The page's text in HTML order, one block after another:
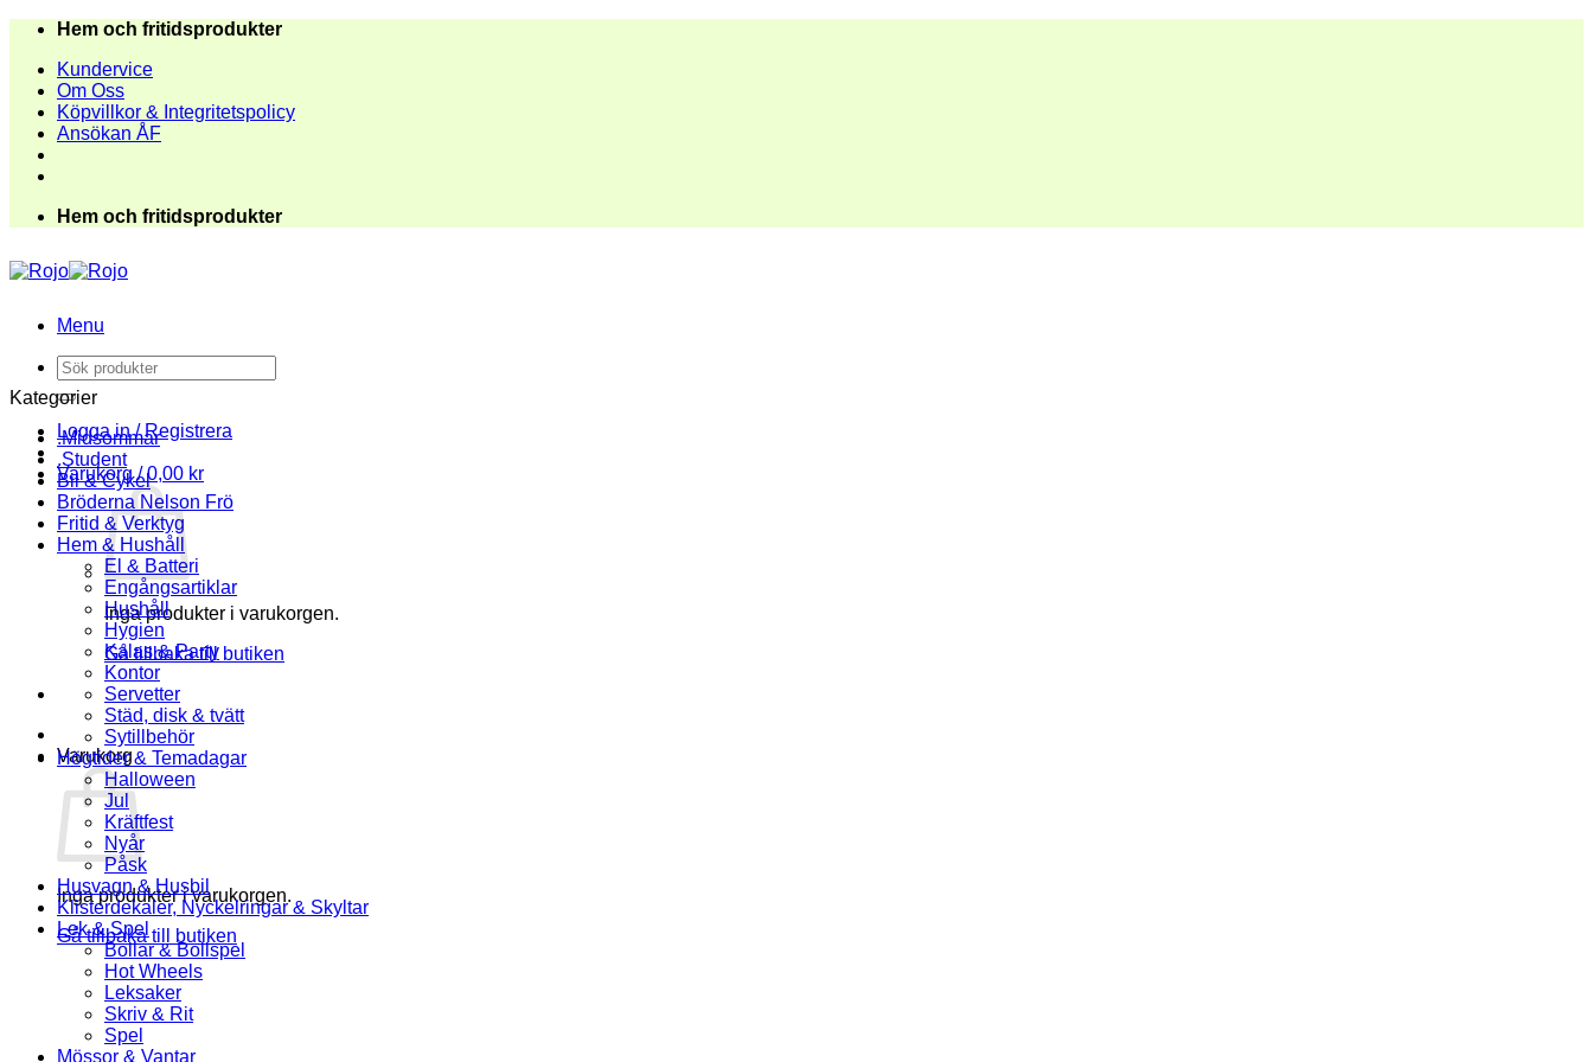
Skip
content
Hem och fritidsprodukter
Kundervice
Om Oss
Köpvillkor & Integritetspolicy
Ansökan ÅF
Hem och fritidsprodukter
Menu
Sök
efter:
Logga in / Registrera
Varukorg /0,00 kr
Inga produkter i varukorgen.
Gå tillbaka till butiken
Varukorg
Inga produkter i varukorgen.
Gå tillbaka till butiken
Kategorier
.Midsommar
.Student
Bil & Cykel
Bröderna Nelson Frö
Fritid & Verktyg
Hem & Hushåll
El & Batteri
Engångsartiklar
Hushåll
Hygien
Kalas & Party
Kontor
Servetter
Städ, disk & tvätt
Sytillbehör
Högtider & Temadagar
Halloween
Jul
Kräftfest
Nyår
Påsk
Husvagn & Husbil
Klisterdekaler, Nyckelringar & Skyltar
Lek & Spel
Bollar & Bollspel
Hot Wheels
Leksaker
Skriv & Rit
Spel
Mössor & Vantar